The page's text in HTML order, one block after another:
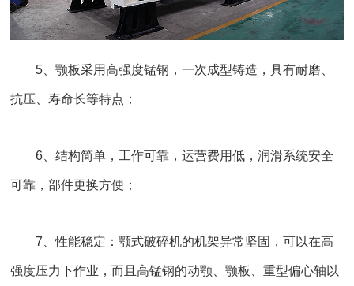
5、颚板采用高强度锰钢，一次成型铸造，具有耐磨、
抗压、寿命长等特点；
6、结构简单，工作可靠，运营费用低，润滑系统安全
可靠，部件更换方便；
7、性能稳定：颚式破碎机的机架异常坚固，可以在高
强度压力下作业，而且高锰钢的动颚、颚板、重型偏心轴以